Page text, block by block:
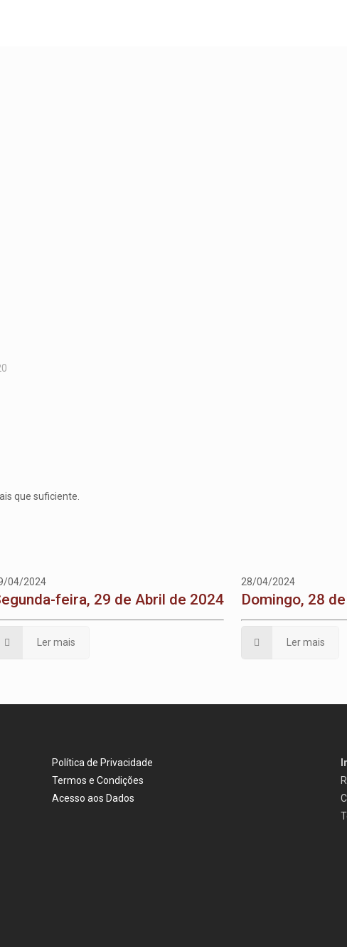
que suficiente.
04/2024
feira, 29 de Abril de 2024
Ler mais
28/04/2024
Domingo, 28
Ler mais
Política de Privacidade
Termos e Condições
Acesso aos Dados